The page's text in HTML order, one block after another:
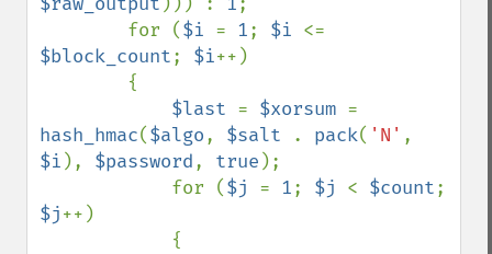
        for (
$i = 1; $i
$block_count; $i++)
$last = $xorsum
hash_hmac($algo, $salt . pack( 'N'
$i ), $password, true );
            for (
$j = 1; $j < $count
$j++)